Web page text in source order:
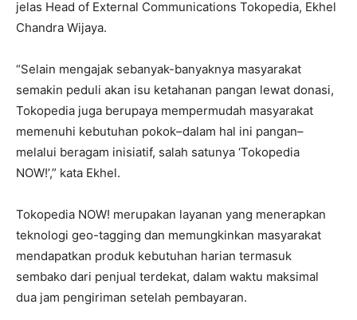
jelas Head of External Communications Tokopedia, Ekhel
Chandra Wijaya.
“Selain mengajak sebanyak-banyaknya masyarakat
semakin peduli akan isu ketahanan pangan lewat donasi,
Tokopedia juga berupaya mempermudah masyarakat
memenuhi kebutuhan pokok–dalam hal ini pangan–
melalui beragam inisiatif, salah satunya ‘Tokopedia
NOW!’,” kata Ekhel.
Tokopedia NOW! merupakan layanan yang menerapkan
teknologi geo-tagging dan memungkinkan masyarakat
mendapatkan produk kebutuhan harian termasuk
sembako dari penjual terdekat, dalam waktu maksimal
dua jam pengiriman setelah pembayaran.